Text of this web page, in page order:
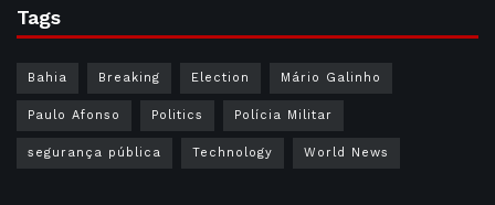
Tags
Bahia Breaking Election Mário Galinho
Paulo Afonso Politics Polícia Militar
segurança pública Technology World News